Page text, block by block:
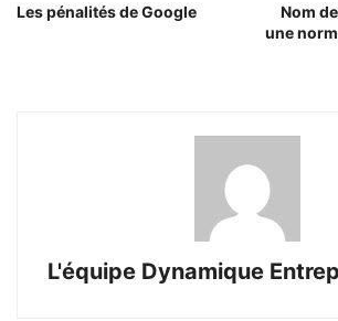
Les pénalités de Google
Nom
une
L'équipe Dynamique